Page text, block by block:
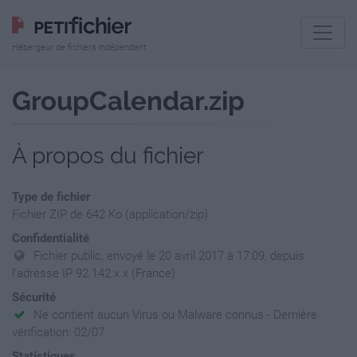
Hébergeur de fichiers indépendant
GroupCalendar.zip
À propos du fichier
Type de fichier
Fichier ZIP de 642 Ko (application/zip)
Confidentialité
Fichier public, envoyé le 20 avril 2017 à 17:09, depuis
l'adresse IP 92.142.x.x (France)
Sécurité
Ne contient aucun Virus ou Malware connus - Dernière
vérification: 02/07